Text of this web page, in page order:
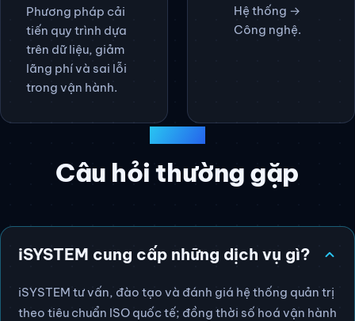
Phương pháp cải
tiến quy trình dựa
trên dữ liệu, giảm
lãng phí và sai lỗi
trong vận hành.
Hệ thống →
Công nghệ.
Câu hỏi thường gặp
iSYSTEM cung cấp những dịch vụ gì?
iSYSTEM tư vấn, đào tạo và đánh giá hệ thống quản trị
theo tiêu chuẩn ISO quốc tế; đồng thời số hoá vận hành